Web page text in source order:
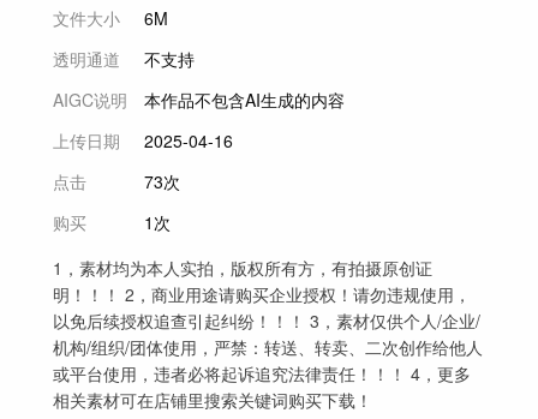
文件大小
6M
透明通道
不支持
AIGC说明
本作品不包含AI生成的内容
上传日期
2025-04-16
点击
73次
购买
1次
1，素材均为本人实拍，版权所有方，有拍摄原创证
明！！！ 2，商业用途请购买企业授权！请勿违规使用，
以免后续授权追查引起纠纷！！！ 3，素材仅供个人/企业/
机构/组织/团体使用，严禁：转送、转卖、二次创作给他人
或平台使用，违者必将起诉追究法律责任！！！ 4，更多
相关素材可在店铺里搜索关键词购买下载！